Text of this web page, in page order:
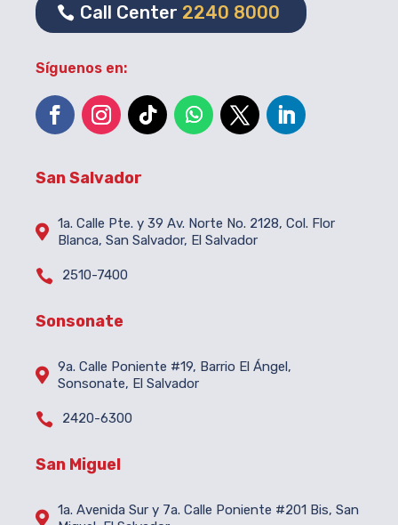
Call Center 2240 8000
Síguenos en:
San Salvador
 1a. Calle Pte. y 39 Av. Norte No. 2128, Col. Flor
Blanca, San Salvador, El Salvador
 2510-7400
Sonsonate
 9a. Calle Poniente #19, Barrio El Ángel,
Sonsonate, El Salvador
 2420-6300
San Miguel
 1a. Avenida Sur y 7a. Calle Poniente #201 Bis, San